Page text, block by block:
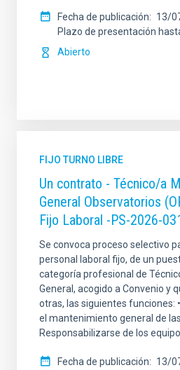
Fecha de publicación
13/
Plazo de presentación
Abierto
FIJO TURNO LIBRE
Un contrato - Técnico/a
General Observatorios
Fijo Laboral -PS-2026-
Se convoca proceso selectivo
personal laboral fijo, de un
categoría profesional de
General, acogido a Convenio y
otras, las siguientes funciones:
el mantenimiento general de
Responsabilizarse de los
Fecha de publicación
13/